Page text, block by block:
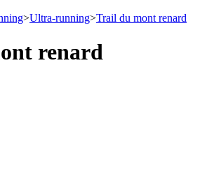
>Ultra-running>Trail du mont renard
renard